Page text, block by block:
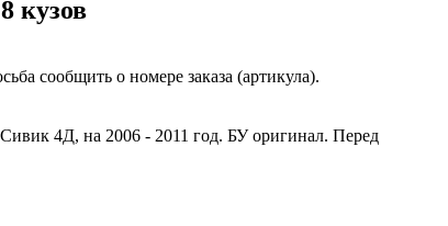
кузов
сообщить о номере заказа (артикула).
4Д, на 2006 - 2011 год. БУ оригинал. Перед